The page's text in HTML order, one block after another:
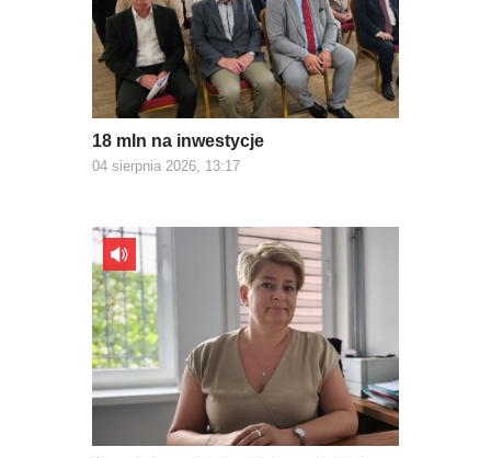
18 mln na inwestycje
04 sierpnia 2026, 13:17